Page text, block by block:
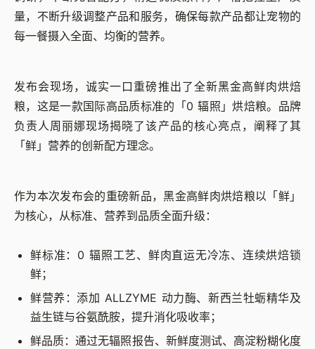
量，不断升级调整产品和服务，确保每款产品都让宠物的
每一餐摄入全面、均衡的营养。
发布会现场，诚实一口重磅推出了全新黑金高鲜肉烘焙
粮，这是一款国际高品质标准的「0 辐照」烘焙粮。品牌
负责人周丽娜现场揭晓了该产品的核心亮点，阐释了其
「鲜」营养的创新配方理念。
作为本次发布会的重磅新品，黑金高鲜肉烘焙粮以「鲜」
为核心，从标准、营养到品质全面升级：
鲜标准：0 辐照工艺、鲜肉直运无冷冻、连续烘焙锁
鲜；
鲜营养：添加 ALLZYME 动力酶、新西兰牡蛎精华及
益生链与谷氨酰胺，提升消化吸收率；
鲜品质：通过无辐照报告、新鲜度测试、高淀粉糊化度